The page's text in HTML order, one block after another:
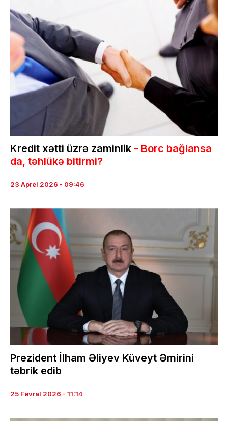
Kredit xətti üzrə zaminlik - Borc bağlansa
da, təhlükə bitirmi?
23 Aprel 2026 - 09:46
Prezident İlham Əliyev Küveyt Əmirini
təbrik edib
25 Fevral 2026 - 11:14